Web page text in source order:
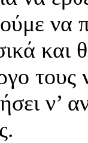
να
τους
ν’